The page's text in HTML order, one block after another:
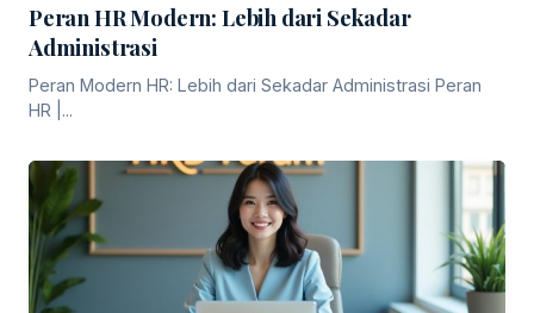
Peran HR Modern: Lebih dari Sekadar
Administrasi
Peran Modern HR: Lebih dari Sekadar Administrasi Peran
HR |...